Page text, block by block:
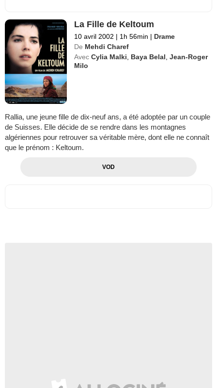
La Fille de Keltoum
10 avril 2002 | 1h 56min | Drame
De Mehdi Charef
Avec Cylia Malki, Baya Belal,Jean-Roger
Milo
Rallia, une jeune fille de dix-neuf ans, a été adoptée par un couple
de Suisses. Elle décide de se rendre dans les montagnes
algériennes pour retrouver sa véritable mère, dont elle ne connaît
que le prénom : Keltoum.
VOD